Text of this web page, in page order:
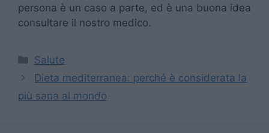
persona è un caso a parte, ed è una buona idea
consultare il nostro medico.
Categorie
Salute
Dieta mediterranea: perché è considerata la
più sana al mondo